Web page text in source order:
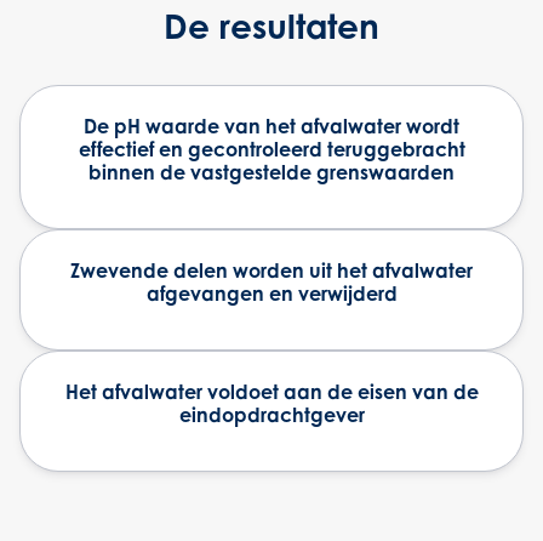
De resultaten
De pH waarde van het afvalwater wordt
effectief en gecontroleerd teruggebracht
binnen de vastgestelde grenswaarden
Zwevende delen worden uit het afvalwater
afgevangen en verwijderd
Het afvalwater voldoet aan de eisen van de
eindopdrachtgever